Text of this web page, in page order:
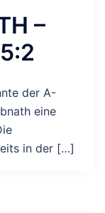
–
der A-
eine
in der […]